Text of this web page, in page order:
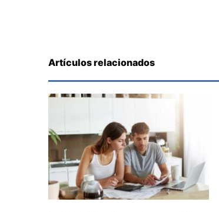
Artículos relacionados